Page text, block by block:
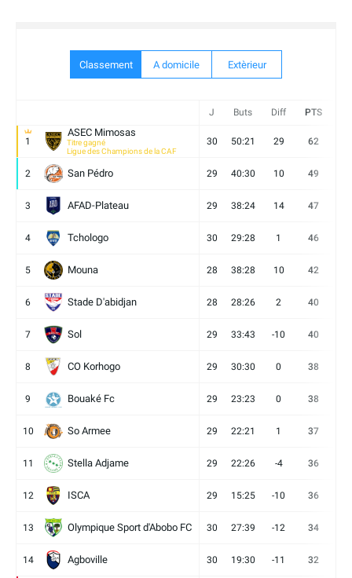
Classement A domicile Extèrieur
J Buts Diff PTS
1
ASEC Mimosas
Titre gagné
Ligue des Champions de la CAF
30 50:21 29 62
2 San Pédro 29 40:30 10 49
3 AFAD-Plateau 29 38:24 14 47
4 Tchologo 30 29:28 1 46
5 Mouna 28 38:28 10 42
6 Stade D'abidjan 28 28:26 2 40
7 Sol 29 33:43 -10 40
8 CO Korhogo 29 30:30 0 38
9 Bouaké Fc 29 23:23 0 38
10 So Armee 29 22:21 1 37
11 Stella Adjame 29 22:26 -4 36
12 ISCA 29 15:25 -10 36
13 Olympique Sport d'Abobo FC 30 27:39 -12 34
14 Agboville 30 19:30 -11 32